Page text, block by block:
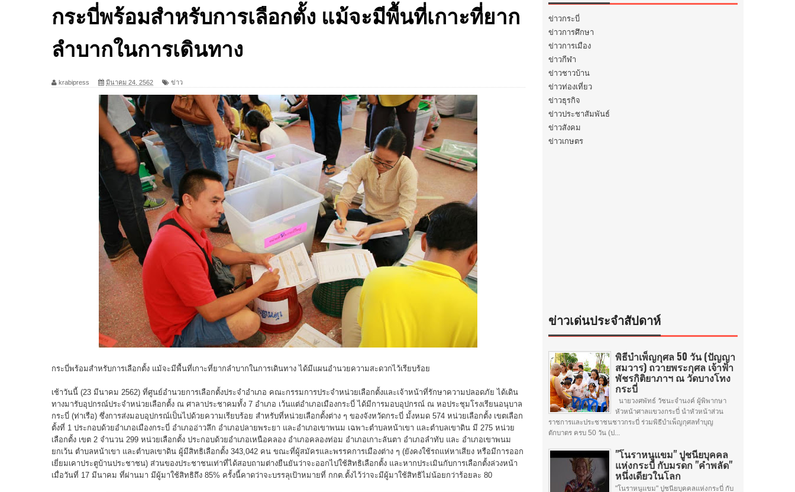
กระบี่พร้อมสำหรับการเลือกตั้ง แม้จะมีพื้นที่เกาะที่ยาก
ลำบากในการเดินทาง
krabipress มีนาคม 24, 2562 ข่าว
กระบี่พร้อมสำหรับการเลือกตั้ง แม้จะมีพื้นที่เกาะที่ยากลำบากในการเดินทาง ได้มีแผนอำนวยความสะดวกไว้เรียบร้อย
เช้าวันนี้ (23 มีนาคม 2562) ที่ศูนย์อำนวยการเลือกตั้งประจำอำเภอ คณะกรรมการประจำหน่วยเลือกตั้งและเจ้าหน้าที่รักษาความปลอดภัย ได้เดิน
ทางมารับอุปกรณ์ประจำหน่วยเลือกตั้ง ณ ศาลาประชาคมทั้ง 7 อำเภอ เว้นแต่อำเภอเมืองกระบี่ ได้มีการมอบอุปกรณ์ ณ หอประชุมโรงเรียนอนุบาล
กระบี่ (ท่าเรือ) ซึ่งการส่งมอบอุปกรณ์เป็นไปด้วยความเรียบร้อย สำหรับที่หน่วยเลือกตั้งต่าง ๆ ของจังหวัดกระบี่ มั้งหมด 574 หน่วยเลือกตั้ง เขตเลือก
ตั้งที่ 1 ประกอบด้วยอำเภอเมืองกระบี่ อำเภออ่าวลึก อำเภอปลายพระยา และอำเภอเขาพนม เฉพาะตำบลหน้าเขา และตำบลเขาดิน มี 275 หน่วย
เลือกตั้ง เขต 2 จำนวน 299 หน่วยเลือกตั้ง ประกอบด้วยอำเภอเหนือคลอง อำเภอคลองท่อม อำเภอเกาะลันตา อำเภอลำทับ และ อำเภอเขาพนม
ยกเว้น ตำบลหน้าเขา และตำบลเขาดิน ผู้มีสิทธิเลือกตั้ง 343,042 คน ขณะที่ผู้สมัครและพรรคการเมืองต่าง ๆ (ยังคงใช้รถแห่หาเสียง หรือมีการออก
เยี่ยมเคาประตูบ้านประชาชน) ส่วนของประชาชนเท่าที่ได้สอบถามต่างยืนยันว่าจะออกไปใช้สิทธิเลือกตั้ง และหากประเมินกับการเลือกตั้งล่วงหน้า
เมื่อวันที่ 17 มีนาคม ที่ผ่านมา มีผู้มาใช้สิทธิถึง 85% ครั้งนี้คาดว่าจะบรรลุเป้าหมายที่ กกต.ตั้งไว้ว่าจะมีผู้มาใช้สิทธิไม่น้อยกว่าร้อยละ 80
ข่าวกระบี่
ข่าวการศึกษา
ข่าวการเมือง
ข่าวกีฬา
ข่าวชาวบ้าน
ข่าวท่องเที่ยว
ข่าวธุรกิจ
ข่าวประชาสัมพันธ์
ข่าวสังคม
ข่าวเกษตร
ข่าวเด่นประจำสัปดาห์
พิธีบำเพ็ญกุศล 50 วัน (ปัญญา
สมวาร) ถวายพระกุศล เจ้าฟ้า
พัชรกิติยาภาฯ ณ วัดบางโทง
กระบี่
นายวงศพัทธ์ วัชนะจำนงค์ ผู้พิพากษา
หัวหน้าศาลแขวงกระบี่ นำหัวหน้าส่วน
ราชการและประชาชนชาวกระบี่ ร่วมพิธีบำเพ็ญกุศลทำบุญ
ตักบาตร ครบ 50 วัน (ป...
"โนราหนูแขม" ปูชนียบุคคล
แห่งกระบี่ กับมรดก "คำพลัด"
หนึ่งเดียวในโลก
"โนราหนูแขม" ปูชนียบุคคลแห่งกระบี่ กับ